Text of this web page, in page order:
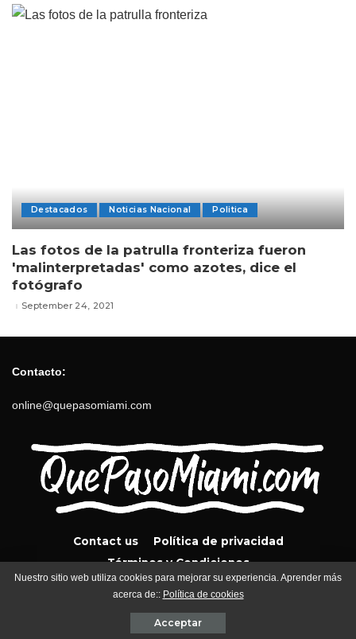
Destacados Noticias Nacional Politica
Las fotos de la patrulla fronteriza fueron
'malinterpretadas' como azotes, dice el
fotógrafo
September 24, 2021
Contacto:
online@quepasomiami.com
Contact us
Política de privacidad
Términos y Condiciones
QuePasoMiami.com 2024
Nuestro sitio web utiliza cookies para mejorar su experiencia. Aprender más
acerca de:: Política de cookies
Acceptar